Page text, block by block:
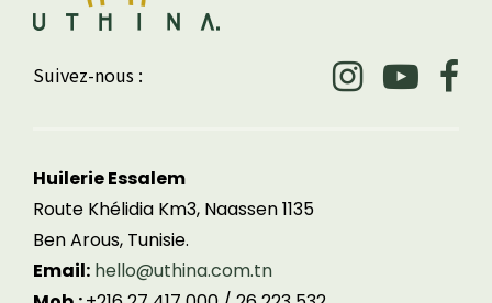
Suivez-nous :
Huilerie Essalem
Route Khélidia Km3, Naassen 1135
Ben Arous, Tunisie.
Email: hello@uthina.com.tn